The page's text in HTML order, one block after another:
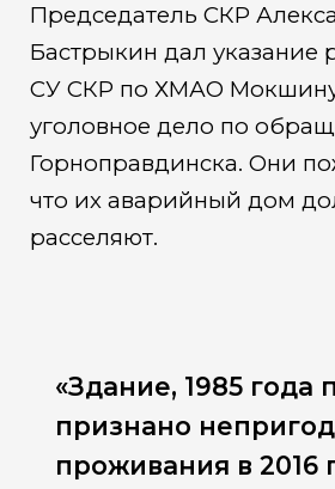
Председатель СКР
Бастрыкин дал указание
СУ СКР по ХМАО Мокшину
уголовное дело по
Горноправдинска. Они
что их аварийный дом
расселяют.
«Здание, 1985 года
признано
проживания в 2016